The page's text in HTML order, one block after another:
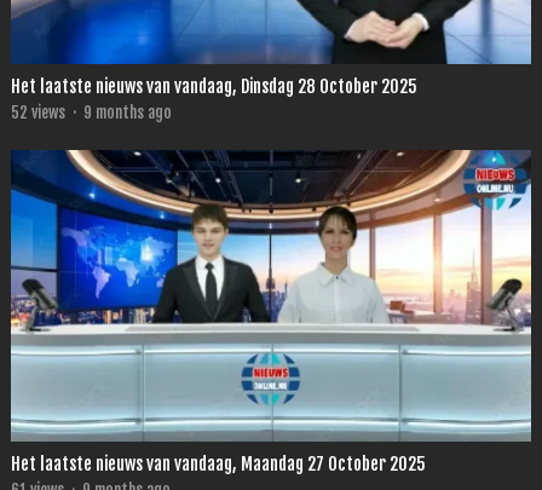
Het laatste nieuws van vandaag, Dinsdag 28 October 2025
52 views · 9 months ago
Het laatste nieuws van vandaag, Maandag 27 October 2025